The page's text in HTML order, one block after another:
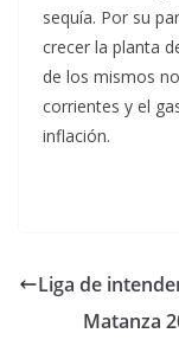
sequía. Por su
crecer la planta
de los mismos
corrientes y el
inflación.
Liga de
Matanza